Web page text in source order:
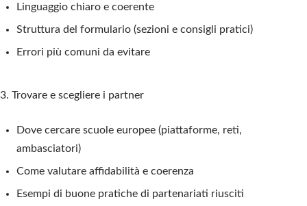
Linguaggio chiaro e coerente
Struttura del formulario (sezioni e consigli pratici)
Errori più comuni da evitare
3. Trovare e scegliere i partner
Dove cercare scuole europee (piattaforme, reti,
ambasciatori)
Come valutare affidabilità e coerenza
Esempi di buone pratiche di partenariati riusciti